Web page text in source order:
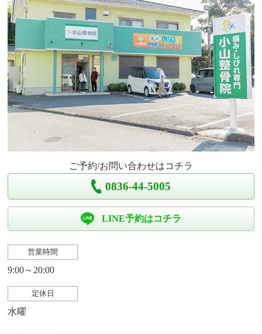
ご予約/お問い合わせはコチラ
0836-44-5005
LINE予約はコチラ
営業時間
9:00～20:00
定休日
水曜